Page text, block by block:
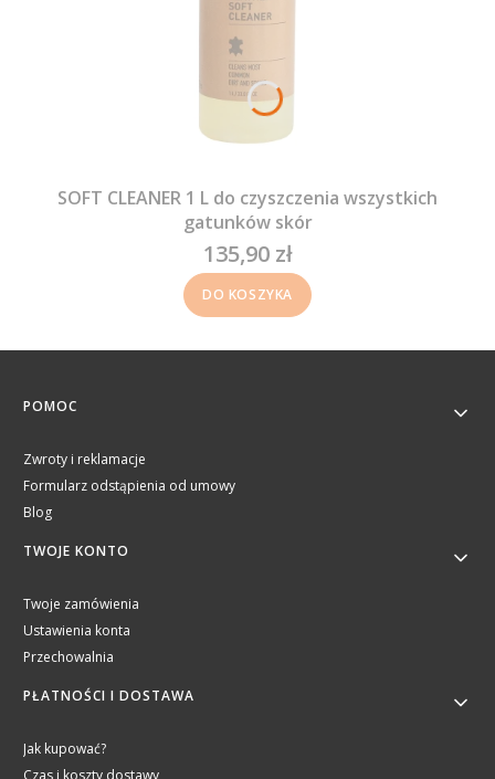
SOFT CLEANER 1 L do czyszczenia wszystkich
gatunków skór
Cena
135,90 zł
DO KOSZYKA
Linki w stopce
POMOC
Zwroty i reklamacje
Formularz odstąpienia od umowy
Blog
TWOJE KONTO
Twoje zamówienia
Ustawienia konta
Przechowalnia
PŁATNOŚCI I DOSTAWA
Jak kupować?
Czas i koszty dostawy